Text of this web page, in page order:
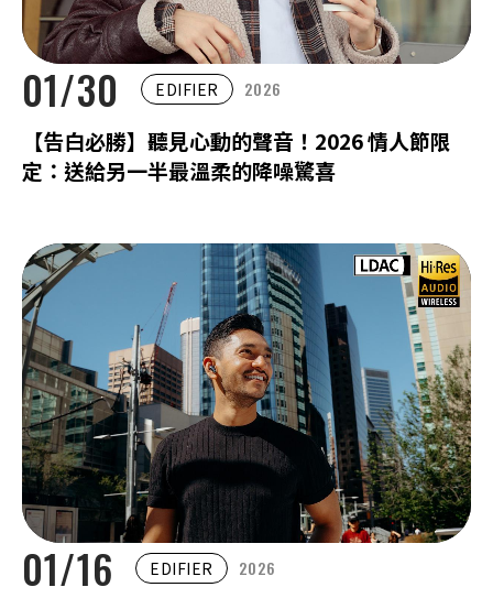
01/30 EDIFIER 2026
【告白必勝】聽見心動的聲音！2026 情人節限
定：送給另一半最溫柔的降噪驚喜
01/16 EDIFIER 2026